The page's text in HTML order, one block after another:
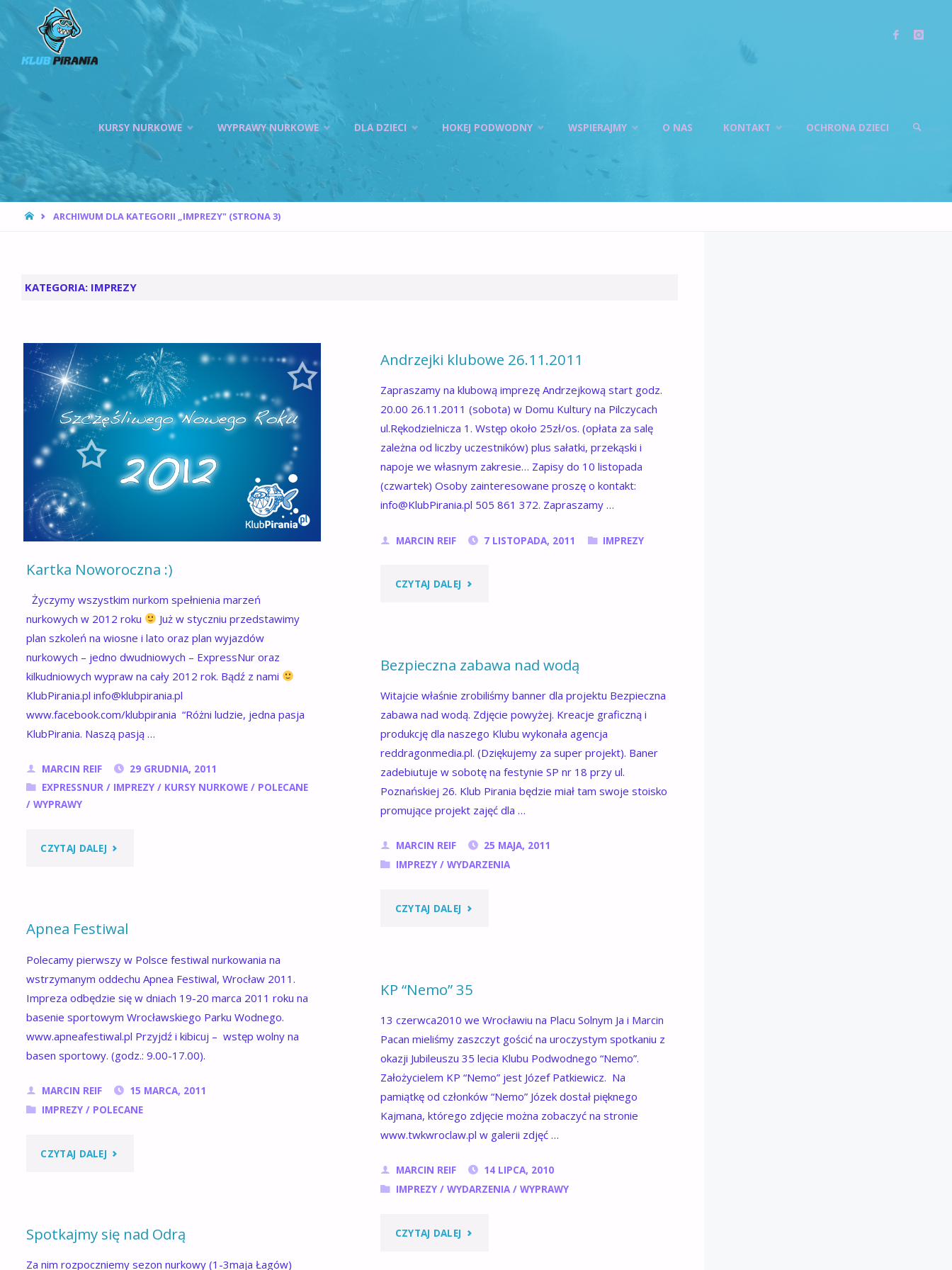
WROCŁAW |
KURSY
NURKOWANIA,
HOKEJ
PODWODNY
Przejdź
treści
KURSY NURKOWE WYPRAWY NURKOWE DLA DZIECI HOKEJ PODWODNY WSPIERAJMY O NAS KONTAKT OCHRONA DZIECI
STRONA
ARCHIWUM DLA KATEGORII „IMPREZY" (STRONA 3)
KATEGORIA: IMPREZY
Kartka Noworoczna :)
Życzymy wszystkim nurkom spełnienia marzeń
nurkowych w 2012 roku
Już w styczniu przedstawimy
plan szkoleń na wiosne i lato oraz plan wyjazdów
nurkowych – jedno dwudniowych – ExpressNur oraz
kilkudniowych wypraw na cały 2012 rok. Bądź z nami
KlubPirania.pl info@klubpirania.pl
www.facebook.com/klubpirania “Różni ludzie, jedna pasja
KlubPirania. Naszą pasją …
MARCIN REIF
29 GRUDNIA, 2011
EXPRESSNUR/ IMPREZY/ KURSY NURKOWE/ POLECANE
/WYPRAWY
CZYTAJ DALEJ "KARTKA
Andrzejki klubowe 26.11.2011
Zapraszamy na klubową imprezę Andrzejkową start godz.
20.00 26.11.2011 (sobota) w Domu Kultury na Pilczycach
ul.Rękodzielnicza 1. Wstęp około 25zł/os. (opłata za salę
zależna od liczby uczestników) plus sałatki, przekąski i
napoje we własnym zakresie… Zapisy do 10 listopada
(czwartek) Osoby zainteresowane proszę o kontakt:
info@KlubPirania.pl 505 861 372. Zapraszamy …
MARCIN REIF 7 LISTOPADA, 2011 IMPREZY
CZYTAJ DALEJ "ANDRZEJKI
Bezpieczna zabawa nad wodą
Witajcie właśnie zrobiliśmy banner dla projektu Bezpieczna
zabawa nad wodą. Zdjęcie powyżej. Kreacje graficzną i
produkcję dla naszego Klubu wykonała agencja
reddragonmedia.pl. (Dziękujemy za super projekt). Baner
zadebiutuje w sobotę na festynie SP nr 18 przy ul.
Poznańskiej 26. Klub Pirania będzie miał tam swoje stoisko
promujące projekt zajęć dla …
MARCIN REIF
25 MAJA, 2011
IMPREZY/ WYDARZENIA
CZYTAJ DALEJ "BEZPIECZNA
Apnea Festiwal
Polecamy pierwszy w Polsce festiwal nurkowania na
wstrzymanym oddechu Apnea Festiwal, Wrocław 2011.
Impreza odbędzie się w dniach 19-20 marca 2011 roku na
basenie sportowym Wrocławskiego Parku Wodnego.
www.apneafestiwal.pl Przyjdź i kibicuj – wstęp wolny na
basen sportowy. (godz.: 9.00-17.00).
MARCIN REIF
15 MARCA, 2011
IMPREZY/ POLECANE
CZYTAJ DALEJ "APNEA
KP “Nemo” 35
13 czerwca2010 we Wrocławiu na Placu Solnym Ja i Marcin
Pacan mieliśmy zaszczyt gościć na uroczystym spotkaniu z
okazji Jubileuszu 35 lecia Klubu Podwodnego “Nemo”.
Założycielem KP “Nemo” jest Józef Patkiewicz. Na
pamiątkę od członków “Nemo” Józek dostał pięknego
Kajmana, którego zdjęcie można zobaczyć na stronie
www.twkwroclaw.pl w galerii zdjęć …
MARCIN REIF
14 LIPCA, 2010
IMPREZY/ WYDARZENIA/ WYPRAWY
CZYTAJ DALEJ "KP
Spotkajmy się nad Odrą
Za nim rozpoczniemy sezon nurkowy (1-3maja Łagów)